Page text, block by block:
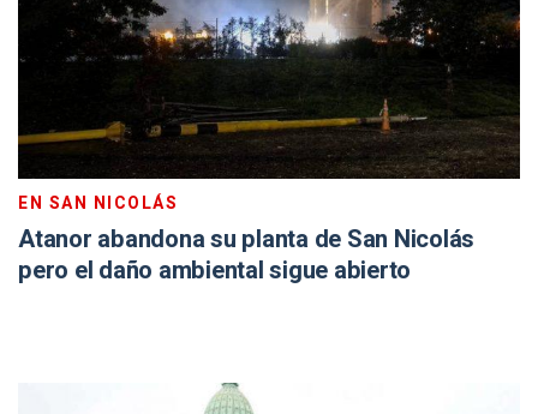
EN SAN NICOLÁS
Atanor abandona su planta de San Nicolás
pero el daño ambiental sigue abierto